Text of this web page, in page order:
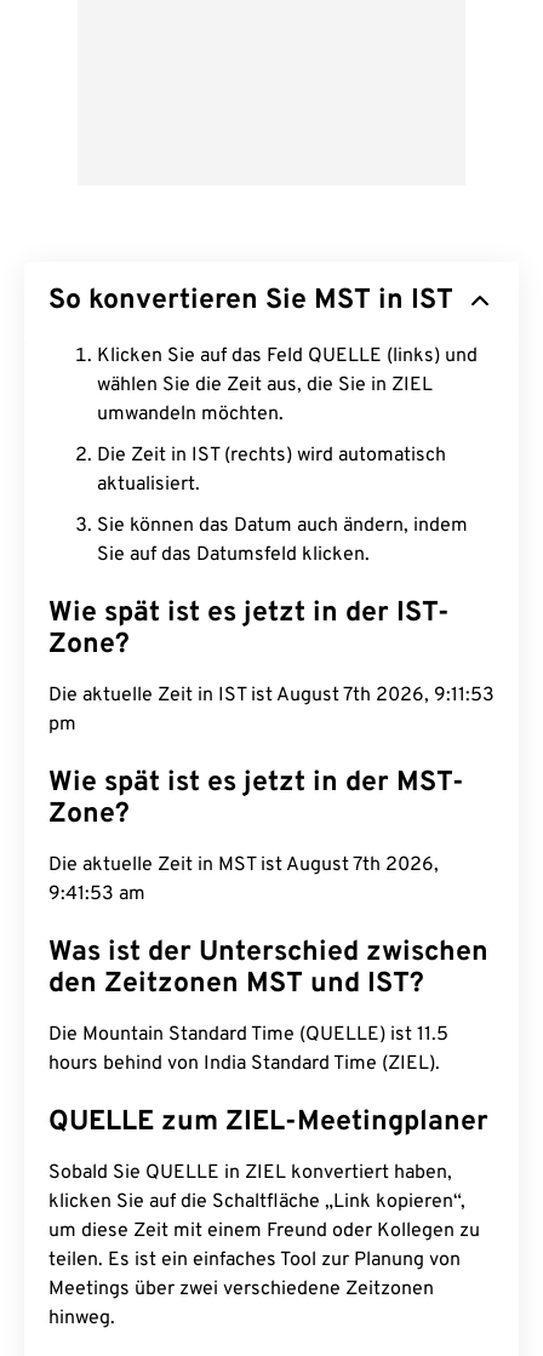
So konvertieren Sie MST in IST
Klicken Sie auf das Feld QUELLE (links) und
wählen Sie die Zeit aus, die Sie in ZIEL
umwandeln möchten.
Die Zeit in IST (rechts) wird automatisch
aktualisiert.
Sie können das Datum auch ändern, indem
Sie auf das Datumsfeld klicken.
Wie spät ist es jetzt in der IST-
Zone?
Die aktuelle Zeit in IST ist August 7th 2026, 9:11:54
pm
Wie spät ist es jetzt in der MST-
Zone?
Die aktuelle Zeit in MST ist August 7th 2026,
9:41:54 am
Was ist der Unterschied zwischen
den Zeitzonen MST und IST?
Die Mountain Standard Time (QUELLE) ist 11.5
hours behind von India Standard Time (ZIEL).
QUELLE zum ZIEL-Meetingplaner
Sobald Sie QUELLE in ZIEL konvertiert haben,
klicken Sie auf die Schaltfläche „Link kopieren“,
um diese Zeit mit einem Freund oder Kollegen zu
teilen. Es ist ein einfaches Tool zur Planung von
Meetings über zwei verschiedene Zeitzonen
hinweg.